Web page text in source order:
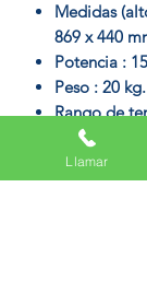
Medidas
869 x 440
Potencia :
Peso : 20 kg.
Rango de
La gama
cuenta con 2
Llamar